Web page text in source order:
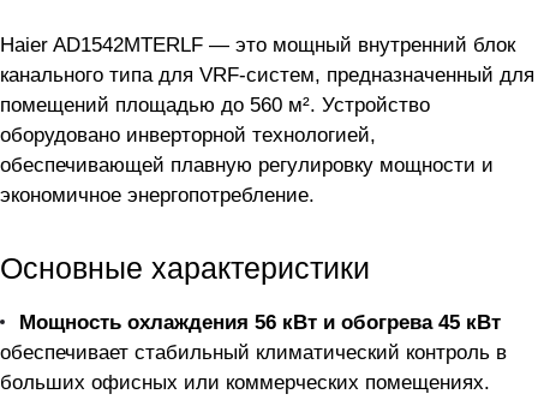
Haier AD1542MTERLF — это мощный внутренний блок
канального типа для VRF-систем, предназначенный для
помещений площадью до 560 м². Устройство
оборудовано инверторной технологией,
обеспечивающей плавную регулировку мощности и
экономичное энергопотребление.
Основные характеристики
Мощность охлаждения 56 кВт и обогрева 45 кВт
обеспечивает стабильный климатический контроль в
больших офисных или коммерческих помещениях.